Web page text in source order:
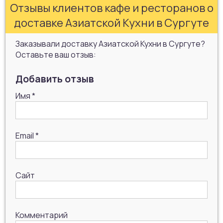
Отзывы клиентов кафе и ресторанов о
доставке Азиатской Кухни в Сургуте
Заказывали доставку Азиатской Кухни в Сургуте?
Оставьте ваш отзыв:
Добавить отзыв
Имя*
Email*
Сайт
Комментарий